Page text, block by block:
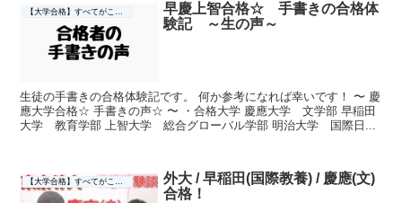
【大学合格】すべてがここに☆
早慶上智合格☆ 手書きの合格体
験記 ～生の声～
生徒の手書きの合格体験記です。 何か参考になれば幸いです！ 〜 慶
應大学合格☆ 手書きの声☆ 〜 ・合格大学 慶應大学 文学部 早稲田
大学 教育学部 上智大学 総合グローバル学部 明治大学 国際日...
外大 / 早稲田(国際教養) / 慶應(文)
合格！